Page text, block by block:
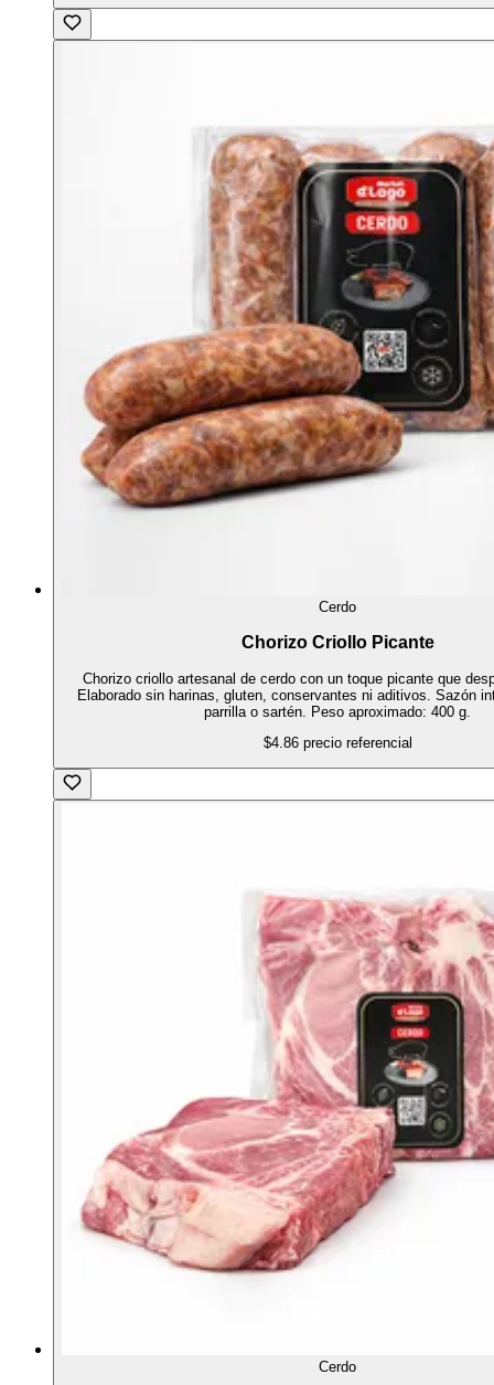
Cerdo
Chorizo Criollo Picante
Chorizo criollo artesanal de cerdo con un toque picante que
Elaborado sin harinas, gluten, conservantes ni aditivos. Sazón
parrilla o sartén. Peso aproximado: 400 g.
$4.86 precio referencial
Cerdo